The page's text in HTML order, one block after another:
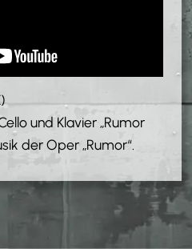
und Klavier „Rumor
der Oper „Rumor“.